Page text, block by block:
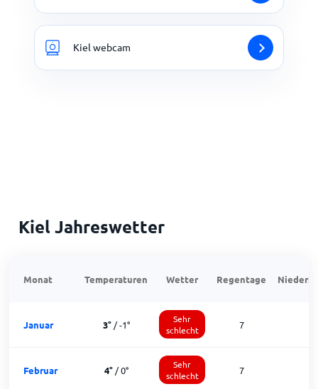
Kiel webcam
Kiel Jahreswetter
Monat Temperaturen Wetter Regentage
Januar 3°/-1°
Sehr
schlecht
7
Februar 4°/0°
Sehr
schlecht
7